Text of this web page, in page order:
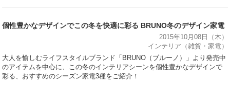
個性豊かなデザインでこの冬を快適に彩る BRUNO冬のデザイン家電
2015年10月08日（木）
インテリア（雑貨・家電）
大人を愉しむライフスタイルブランド「BRUNO（ブルーノ）」より発売中
のアイテムを中心に、この冬のインテリアシーンを個性豊かなデザインで
彩る、おすすめのシーズン家電3種をご紹介！